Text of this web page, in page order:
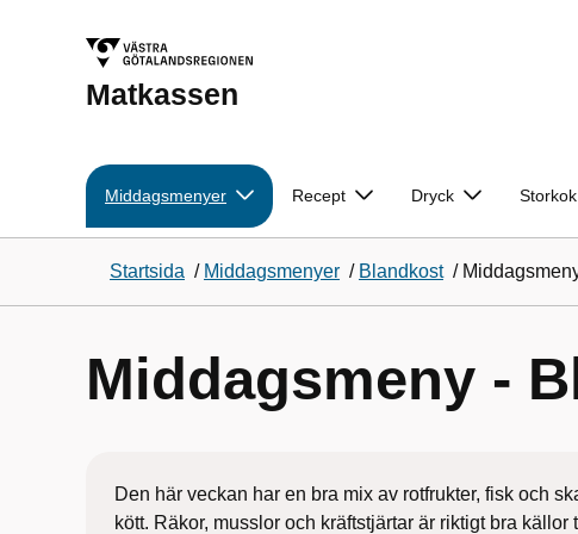
Matkassen
Middagsmenyer Recept Dryck Storkok
Startsida / Middagsmenyer / Blandkost /
Middagsmeny -
Den här veckan har en bra mix av rotfrukter, fisk och
kött. Räkor, musslor och kräftstjärtar är riktigt bra källor